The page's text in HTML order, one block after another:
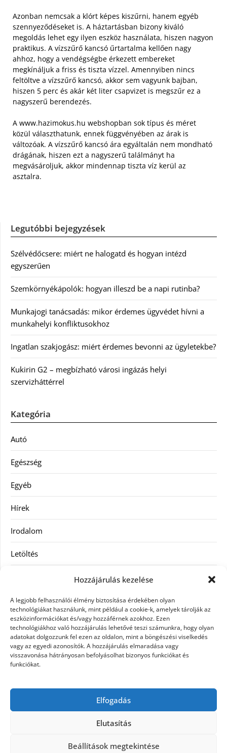
Hozzájárulás kezelése
A legjobb felhasználói élmény biztosítása érdekében olyan
technológiákat használunk, mint például a cookie-k, amelyek tárolják az
eszközinformációkat és/vagy hozzáférnek azokhoz. Ezen
technológiákhoz való hozzájárulás lehetővé teszi számunkra, hogy olyan
adatokat dolgozzunk fel ezen az oldalon, mint a böngészési viselkedés
vagy az egyedi azonosítók. A hozzájárulás elmaradása vagy
visszavonása hátrányosan befolyásolhat bizonyos funkciókat és
funkciókat.
Elfogadás
Elutasítás
Beállítások megtekintése
Azonban nemcsak a klórt képes kiszűrni, hanem egyéb
szennyeződéseket is. A háztartásban bizony kiváló
megoldás lehet egy ilyen eszköz használata, hiszen nagyon
praktikus. A vízszűrő kancsó űrtartalma kellően nagy
ahhoz, hogy a vendégségbe érkezett embereket
megkínáljuk a friss és tiszta vízzel. Amennyiben nincs
feltöltve a vízszűrő kancsó, akkor sem vagyunk bajban,
hiszen 5 perc és akár két liter csapvizet is megszűr ez a
nagyszerű berendezés.
A www.hazimokus.hu webshopban sok típus és méret
közül választhatunk, ennek függvényében az árak is
változóak. A vízszűrő kancsó ára egyáltalán nem mondható
drágának, hiszen ezt a nagyszerű találmányt ha
megvásároljuk, akkor mindennap tiszta víz kerül az
asztalra.
Legutóbbi bejegyzések
Szélvédőcsere: miért ne halogatd és hogyan intézd
egyszerűen
Szemkörnyékápolók: hogyan illeszd be a napi rutinba?
Munkajogi tanácsadás: mikor érdemes ügyvédet hívni a
munkahelyi konfliktusokhoz
Ingatlan szakjogász: miért érdemes bevonni az ügyletekbe?
Kukirin G2 – megbízható városi ingázás helyi
szervizháttérrel
Kategória
Autó
Egészség
Egyéb
Hírek
Irodalom
Letöltés
SEO
Szolgáltatás
Szórakozás
Táskák
Vásárlás-Eladás
Webáruház